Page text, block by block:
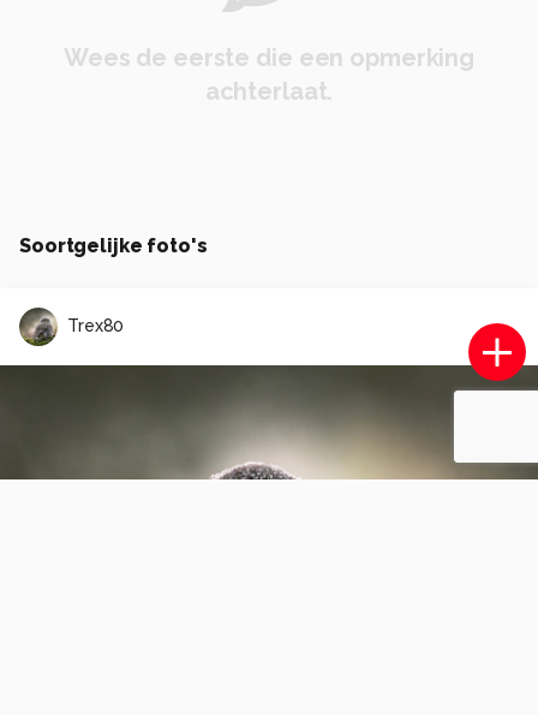
Wees de eerste die een opmerking
achterlaat.
Soortgelijke foto's
Trex80